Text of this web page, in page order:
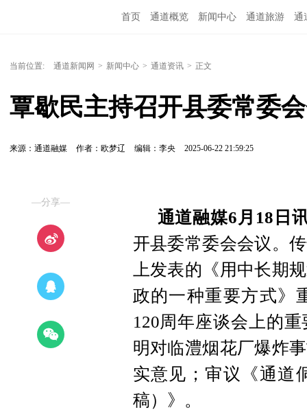
首页 通道概览 新闻中心 通道旅游 通
当前位置: 通道新闻网 > 新闻中心 > 通道资讯 > 正文
覃歇民主持召开县委常委
来源：通道融媒 作者：欧梦辽 编辑：李央 2025-06-22 21:59:25
—分享—
通道融媒6月18日
开县委常委会会议。
上发表的《用中长期
政的一种重要方式》
120周年座谈会上的
明对临澧烟花厂爆炸
实意见；审议《通道
稿）》。